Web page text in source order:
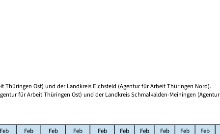
Thüringen Ost) und der Landkreis Eichsfeld (Agentur für Arbeit Thüringen Nord).
für Arbeit Thüringen Ost) und der Landkreis Schmalkalden-Meiningen
Feb
Feb
Feb
Feb
Feb
Feb
Feb
Feb
Feb
Feb